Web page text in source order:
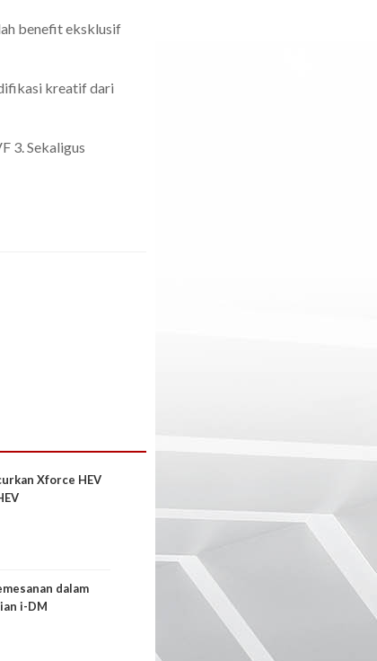
benefit eksklusif
kreatif dari
3. Sekaligus
Xforce HEV
dalam
i-DM